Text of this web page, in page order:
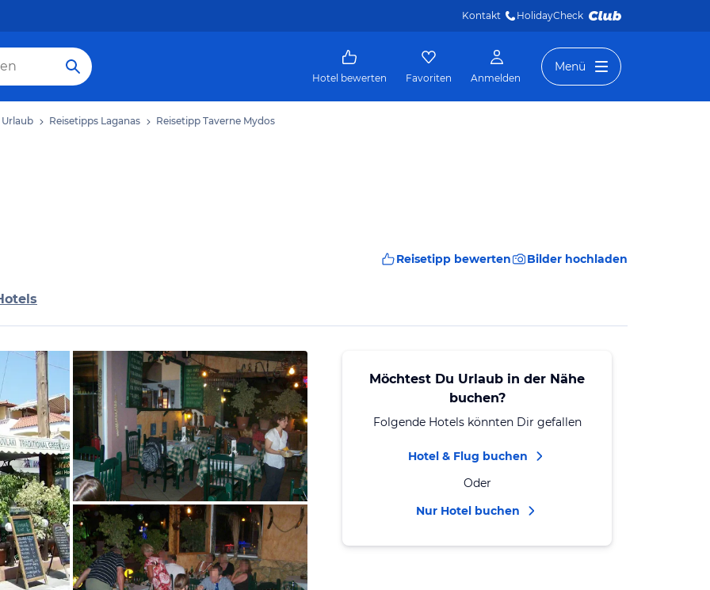
Kontakt HolidayCheck
Hotel bewerten Favoriten Anmelden
Menü
Urlaub Reisetipps Laganas Reisetipp Taverne Mydos
Reisetipp bewerten Bilder hochladen
Bild melden
von Petra & Detlef
Möchtest Du Urlaub in der Nähe
buchen?
Folgende Hotels könnten Dir gefallen
Hotel & Flug buchen
Oder
Nur Hotel buchen